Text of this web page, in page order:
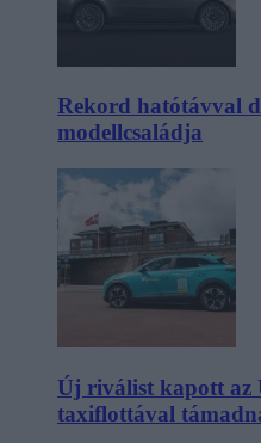
Rekord hatótávval
modellcsaládja
Új riválist kapott az
taxiflottával